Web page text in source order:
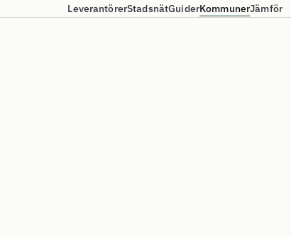
LeverantörerStadsnätGuiderKommunerJämför